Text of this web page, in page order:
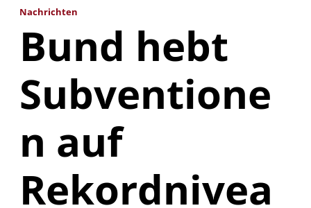
Nachrichten
Bund hebt
Subventione
n auf
Rekordnivea